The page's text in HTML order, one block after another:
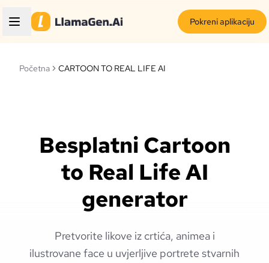
Pokreni aplikaciju
Početna CARTOON TO REAL LIFE AI
Besplatni Cartoon
to Real Life AI
generator
Pretvorite likove iz crtića, animea i
ilustrovane face u uvjerljive portrete stvarnih